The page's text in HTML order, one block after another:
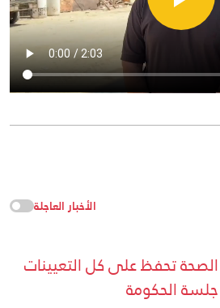
الأخبار العاجلة
الصحة تحفظ على كل التعيينات
الحكومة